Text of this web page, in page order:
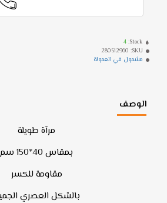
Stock:
4
SKU:
280512960
مشمول في العمولة
الوصف
مرآة طويلة
بمقاس 40*150 سم
مقاومة للكسر
بالشكل العصري